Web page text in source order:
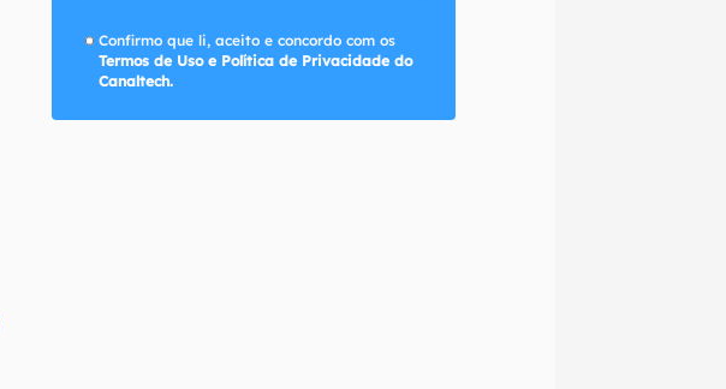
Confirmo que li, aceito e concordo com os
Termos de Uso e Política de Privacidade do
Canaltech.